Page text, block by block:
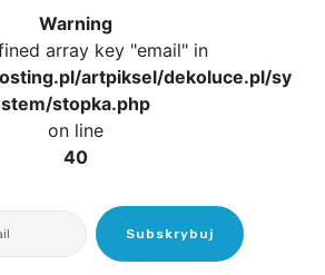
Warning
array key "email" in
artpiksel/dekoluce.pl/sy
stem/stopka.php
on line
40
Subskrybuj